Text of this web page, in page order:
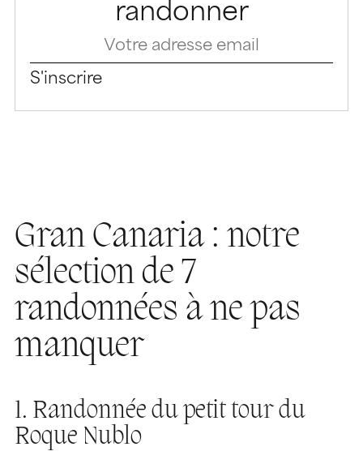
randonner
S'inscrire
Gran Canaria : notre
sélection de 7
randonnées à ne pas
manquer
1. Randonnée du petit tour du
Roque Nublo